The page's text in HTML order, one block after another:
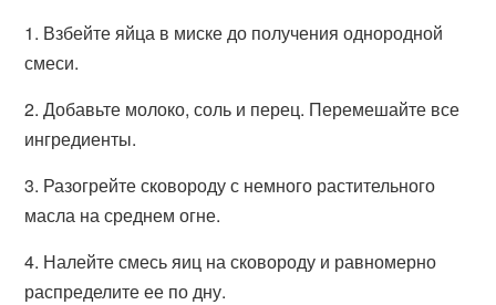
1. Взбейте яйца в миске до получения однородной
смеси.
2. Добавьте молоко, соль и перец. Перемешайте все
ингредиенты.
3. Разогрейте сковороду с немного растительного
масла на среднем огне.
4. Налейте смесь яиц на сковороду и равномерно
распределите ее по дну.